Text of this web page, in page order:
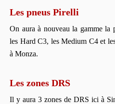
Les pneus Pirelli
On aura à nouveau la gamme la
les Hard C3, les Medium C4 et
à Monza.
Les zones DRS
Il y aura 3 zones de DRS ici à